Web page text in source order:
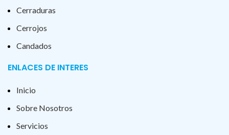
Cerraduras
Cerrojos
Candados
ENLACES DE INTERES
Inicio
Sobre Nosotros
Servicios